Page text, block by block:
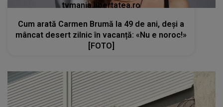
tvmania.libertatea.ro
Cum arată Carmen Brumă la 49 de ani, deși a
mâncat desert zilnic în vacanță: «Nu e noroc!»
[FOTO]